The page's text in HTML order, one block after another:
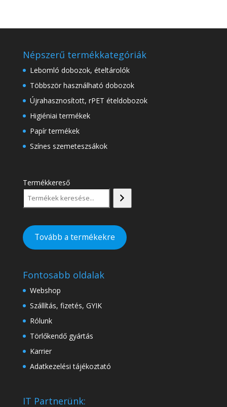
Népszerű termékkategóriák
Lebomló dobozok, ételtárolók
Többször használható dobozok
Újrahasznosított, rPET ételdobozok
Higiéniai termékek
Papír termékek
Színes szemeteszsákok
Termékkereső
Tovább a termékekre
Fontosabb oldalak
Webshop
Szállítás, fizetés, GYIK
Rólunk
Törlőkendő gyártás
Karrier
Adatkezelési tájékoztató
IT Partnerünk: